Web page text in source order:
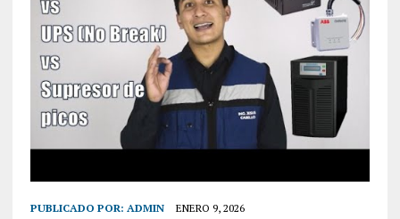
PUBLICADO POR: ADMIN ENERO 9, 2026